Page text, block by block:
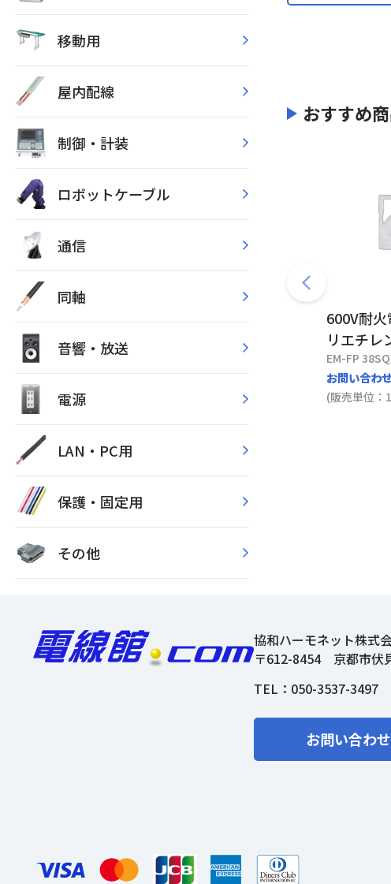
移動用
屋内配線
制御・計装
ロボットケーブル
通信
同軸
音響・放送
電源
LAN・PC用
保護・固定用
その他
おすすめ
600V耐
リエチレ
EM-FP
お問い合わ
(販売単位：
協和ハーモネット株式
〒612-8454 京都市伏
TEL： 050-3537-3497
お問い合わせ